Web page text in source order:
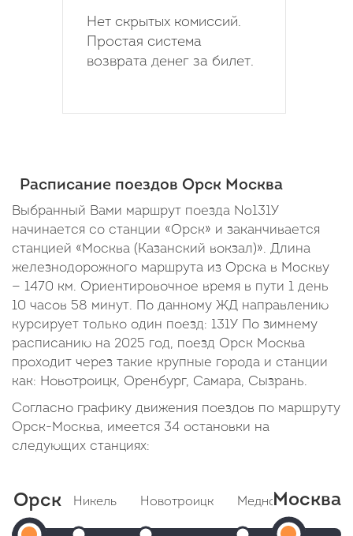
Нет скрытых комиссий.
Простая система
возврата денег за билет.
Расписание поездов Орск Москва
Выбранный Вами маршрут поезда №131У
начинается со станции «Орск» и заканчивается
станцией «Москва (Казанский вокзал)». Длина
железнодорожного маршрута из Орска в Москву
— 1470 км. Ориентировочное время в пути 1 день
10 часов 58 минут. По данному ЖД направлению
курсирует только один поезд: 131У По зимнему
расписанию на 2025 год, поезд Орск Москва
проходит через такие крупные города и станции
как: Новотроицк, Оренбург, Самара, Сызрань.
Согласно графику движения поездов по маршруту
Орск-Москва, имеется 34 остановки на
следующих станциях:
Орск
Орск
Никель Новотроицк Медногорск
Москва